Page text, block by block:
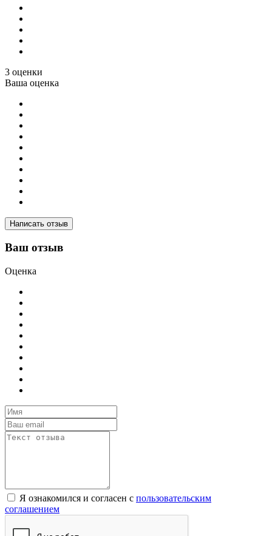
3 оценки
Ваша оценка
Написать отзыв
Ваш отзыв
Оценка
Я ознакомился и согласен с пользовательским
соглашением